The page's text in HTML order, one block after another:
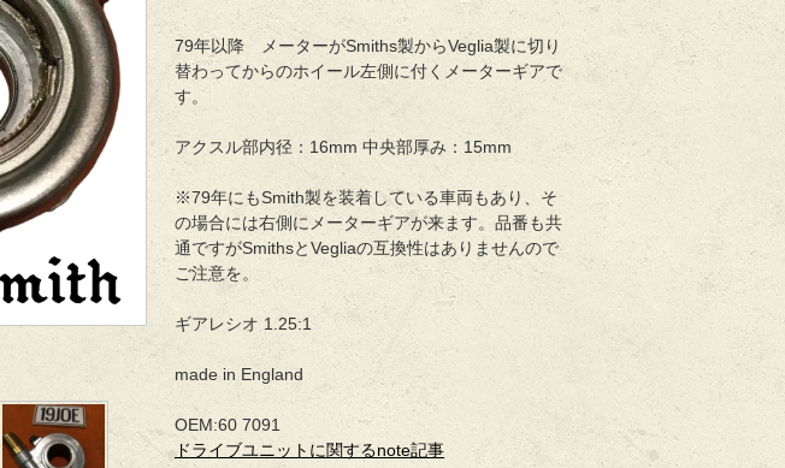
79年以降 メーターがSmiths製からVeglia製に切り
替わってからのホイール左側に付くメーターギアで
す。
アクスル部内径：16mm 中央部厚み：15mm
※79年にもSmith製を装着している車両もあり、そ
の場合には右側にメーターギアが来ます。品番も共
通ですがSmithsとVegliaの互換性はありませんので
ご注意を。
ギアレシオ 1.25:1
made in England
OEM:60 7091
ドライブユニットに関するnote記事